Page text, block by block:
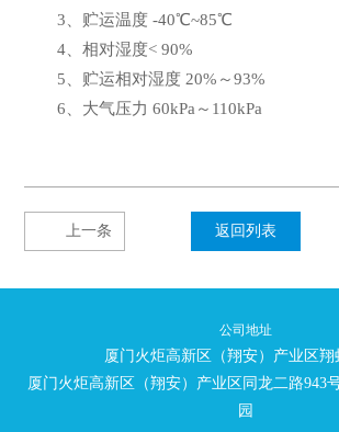
3、贮运温度 -40℃~85℃
4、相对湿度< 90%
5、贮运相对湿度 20%～93%
6、大气压力 60kPa～110kPa
上一条 返回列表
公司地址
厦门火炬高新区（翔安）产业区翔
厦门火炬高新区（翔安）产业区同龙二路943
园